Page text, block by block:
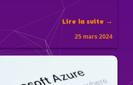
Lire la suite →
25 mars 2024